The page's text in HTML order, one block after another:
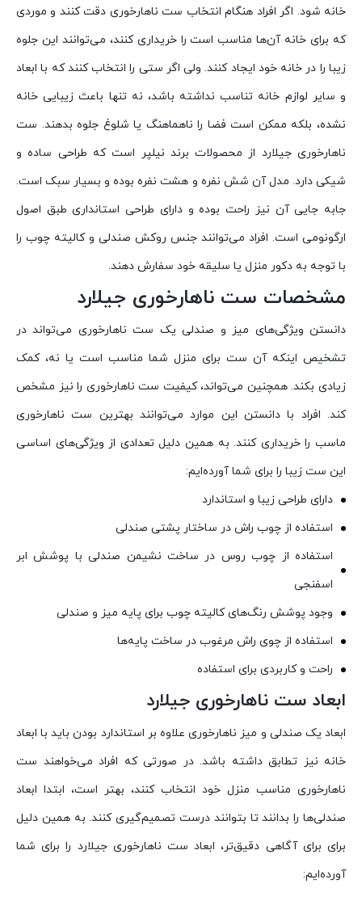
خانه شود. اگر افراد هنگام انتخاب ست ناهارخوری دقت کنند و موردی
که برای خانه آن‌ها مناسب است را خریداری کنند، می‌توانند این جلوه
زیبا را در خانه خود ایجاد کنند. ولی اگر ستی را انتخاب کنند که با ابعاد
و سایر لوازم خانه تناسب نداشته باشد، نه تنها باعث زیبایی خانه
نشده، بلکه ممکن است فضا را ناهماهنگ یا شلوغ جلوه بدهند. ست
ناهارخوری جیلارد از محصولات برند نیلپر است که طراحی ساده و
شیکی دارد. مدل آن شش نفره و هشت نفره بوده و بسیار سبک است.
جابه جایی آن نیز راحت بوده و دارای طراحی استانداری طبق اصول
ارگونومی است. افراد می‌توانند جنس روکش صندلی و کالیته چوب را
با توجه به دکور منزل یا سلیقه خود سفارش دهند.
مشخصات ست ناهارخوری جیلارد
دانستن ویژگی‌های میز و صندلی یک ست ناهارخوری می‌تواند در
تشخیص اینکه آن ست برای منزل شما مناسب است یا نه، کمک
زیادی بکند. همچنین می‌تواند، کیفیت ست ناهارخوری را نیز مشخص
کند. افراد با دانستن این موارد می‌توانند بهترین ست ناهارخوری
ماسب را خریداری کنند. به همین دلیل تعدادی از ویژگی‌های اساسی
این ست زیبا را برای شما آورده‌ایم:
دارای طراحی زیبا و استاندارد
استفاده از چوب راش در ساختار پشتی صندلی
استفاده از چوب روس در ساخت نشیمن صندلی با پوشش ابر
اسفنجی
وجود پوشش رنگ‌های کالیته چوب برای پایه میز و صندلی
استفاده از چوی راش مرغوب در ساخت پایه‌ها
راحت و کاربردی برای استفاده
ابعاد ست ناهارخوری جیلارد
ابعاد یک صندلی و میز ناهارخوری علاوه بر استاندارد بودن باید با ابعاد
خانه نیز تطابق داشته باشد. در صورتی که افراد می‌خواهند ست
ناهارخوری مناسب منزل خود انتخاب کنند، بهتر است، ابتدا ابعاد
صندلی‌ها را بدانند تا بتوانند درست تصمیم‌گیری کنند. به همین دلیل
برای برای آگاهی دقیق‌تر، ابعاد ست ناهارخوری جیلارد را برای شما
آورده‌ایم: